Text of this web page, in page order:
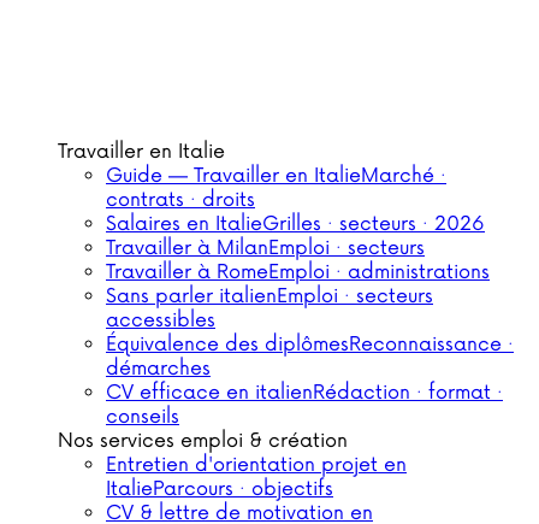
Travailler en Italie
Guide — Travailler en ItalieMarché ·
contrats · droits
Salaires en ItalieGrilles · secteurs · 2026
Travailler à MilanEmploi · secteurs
Travailler à RomeEmploi · administrations
Sans parler italienEmploi · secteurs
accessibles
Équivalence des diplômesReconnaissance ·
démarches
CV efficace en italienRédaction · format ·
conseils
Nos services emploi & création
Entretien d'orientation projet en
ItalieParcours · objectifs
CV & lettre de motivation en